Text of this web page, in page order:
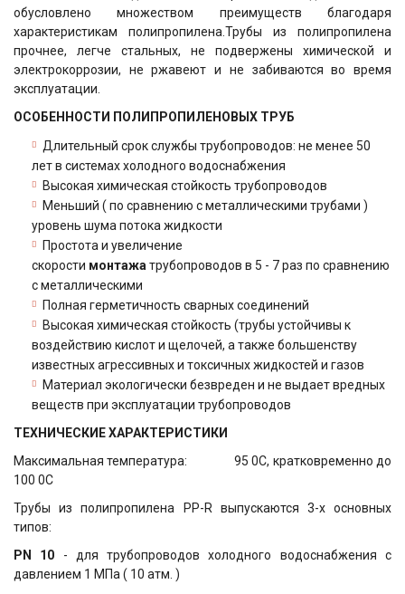
обусловлено множеством преимуществ благодаря
характеристикам полипропилена.Трубы из полипропилена
прочнее, легче стальных, не подвержены химической и
электрокоррозии, не ржавеют и не забиваются во время
эксплуатации.
ОСОБЕННОСТИ ПОЛИПРОПИЛЕНОВЫХ ТРУБ
Длительный срок службы трубопроводов: не менее 50
лет в системах холодного водоснабжения
Высокая химическая стойкость трубопроводов
Меньший ( по сравнению с металлическими трубами )
уровень шума потока жидкости
Простота и увеличение
скорости монтажа трубопроводов в 5 - 7 раз по сравнению
с металлическими
Полная герметичность сварных соединений
Высокая химическая стойкость (трубы устойчивы к
воздействию кислот и щелочей, а также большенству
известных агрессивных и токсичных жидкостей и газов
Материал экологически безвреден и не выдает вредных
веществ при эксплуатации трубопроводов
ТЕХНИЧЕСКИЕ ХАРАКТЕРИСТИКИ
Максимальная температура: 95 0С, кратковременно до
100 0С
Трубы из полипропилена PP-R выпускаются 3-х основных
типов:
PN 10 - для трубопроводов холодного водоснабжения с
давлением 1 МПа ( 10 атм. )